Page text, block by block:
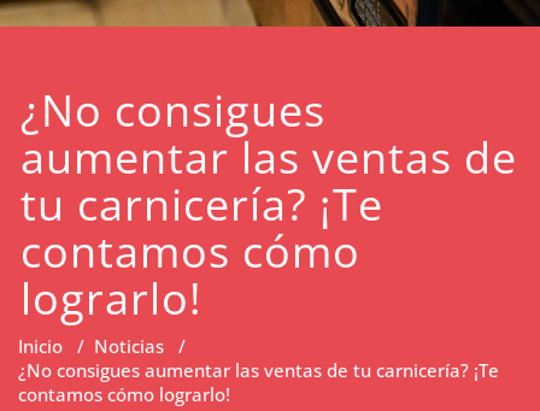
¿No consigues
aumentar las ventas de
tu carnicería? ¡Te
contamos cómo
lograrlo!
Inicio / Noticias /
¿No consigues aumentar las ventas de tu carnicería? ¡Te
contamos cómo lograrlo!